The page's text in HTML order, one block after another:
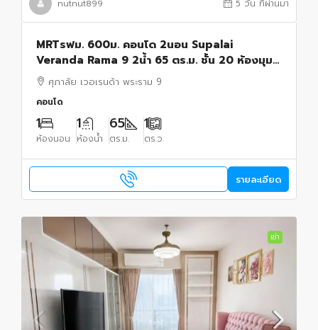
nutnut899 5 วัน ที่ผ่านมา
MRTรฟม. 600ม. คอนโด 2นอน Supalai
Veranda Rama 9 2น้ำ 65 ตร.ม. ชั้น 20 ห้องมุม
.วิวเมืองสวย พร้อมเฟอร์ฯ
ศุภาลัย เวอเรนด้า พระราม 9
คอนโด
1
ห้องนอน
1
ห้องน้ำ
65
ตร.ม.
1
ตร.ว.
รายละเอียด
เช่า